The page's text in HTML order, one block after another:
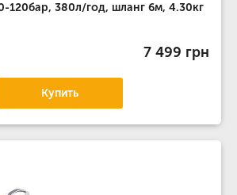
120бар, 380л/год, шланг 6м, 4.30кг
7 499 грн
Купить